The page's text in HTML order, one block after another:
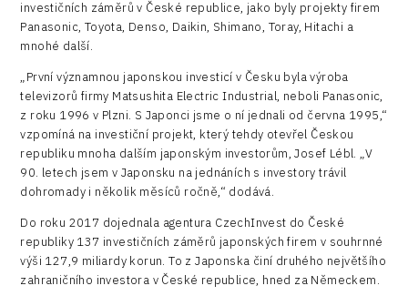
investičních záměrů v České republice, jako byly projekty firem
Panasonic, Toyota, Denso, Daikin, Shimano, Toray, Hitachi a
mnohé další.
„První významnou japonskou investicí v Česku byla výroba
televizorů firmy Matsushita Electric Industrial, neboli Panasonic,
z roku 1996 v Plzni. S Japonci jsme o ní jednali od června 1995,“
vzpomíná na investiční projekt, který tehdy otevřel Českou
republiku mnoha dalším japonským investorům, Josef Lébl. „V
90. letech jsem v Japonsku na jednáních s investory trávil
dohromady i několik měsíců ročně,“ dodává.
Do roku 2017 dojednala agentura CzechInvest do České
republiky 137 investičních záměrů japonských firem v souhrnné
výši 127,9 miliardy korun. To z Japonska činí druhého největšího
zahraničního investora v České republice, hned za Německem.